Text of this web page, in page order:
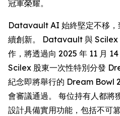
冠軍榮耀。
Datavault AI 始終堅定不移，
續創新。 Datavault 與
作，將透過向 2025 年 11 月
Scilex 股東一次性特別分發
紀念即將舉行的 Dream Bowl
會審議通過。 每位持有人都將
設計具備實用功能，包括不可